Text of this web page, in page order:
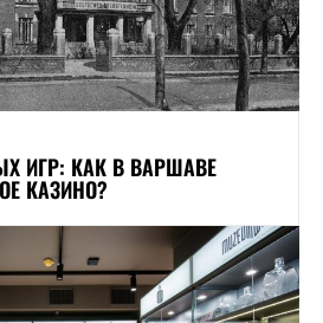
ИГР: КАК В ВАРШАВЕ
КАЗИНО?